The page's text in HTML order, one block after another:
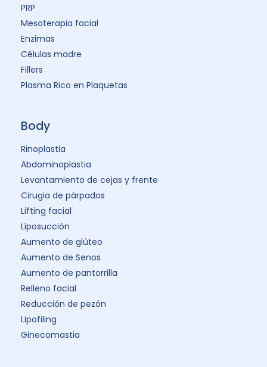
PRP
Mesoterapia facial
Enzimas
Células madre
Fillers
Plasma Rico en Plaquetas
Body
Rinoplastia
Abdominoplastia
Levantamiento de cejas y frente
Cirugia de párpados
Lifting facial
Liposucción
Aumento de glúteo
Aumento de Senos
Aumento de pantorrilla
Relleno facial
Reducción de pezón
Lipofiling
Ginecomastia